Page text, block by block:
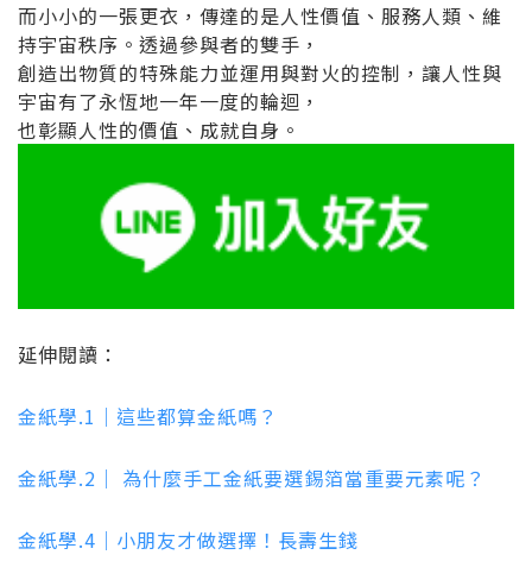
而小小的一張更衣，傳達的是人性價值、服務人類、維
持宇宙秩序。透過參與者的雙手，
創造出物質的特殊能力並運用與對火的控制，讓人性與
宇宙有了永恆地一年一度的輪迴，
也彰顯人性的價值、成就自身。
延伸閱讀：
金紙學.1｜這些都算金紙嗎？
金紙學.2｜ 為什麼手工金紙要選錫箔當重要元素呢？
金紙學.4｜小朋友才做選擇！長壽生錢